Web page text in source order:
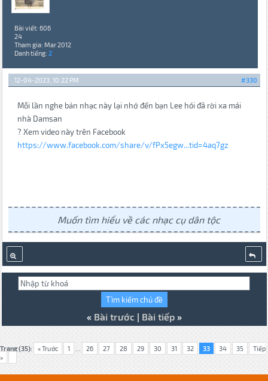
Bài viết: 606
24
Tham gia: Mar 2012
Danh tiếng: 2
#330
12-04-2023, 10:22 PM
Mỗi lần nghe bản nhạc này lại nhớ đến bạn Lee hói đã rời xa mái
nhà Damsan
? Xem video này trên Facebook
https://www.facebook.com/share/v/fPx5egw...tid=4aq7gz
Muốn tìm hiểu về các nhạc cụ dân tộc
« Bài trước| Bài tiếp»
Trang (35): « Trước 1 ... 26 27 28 29 30 31 32 33 34 35
Tiếp
»